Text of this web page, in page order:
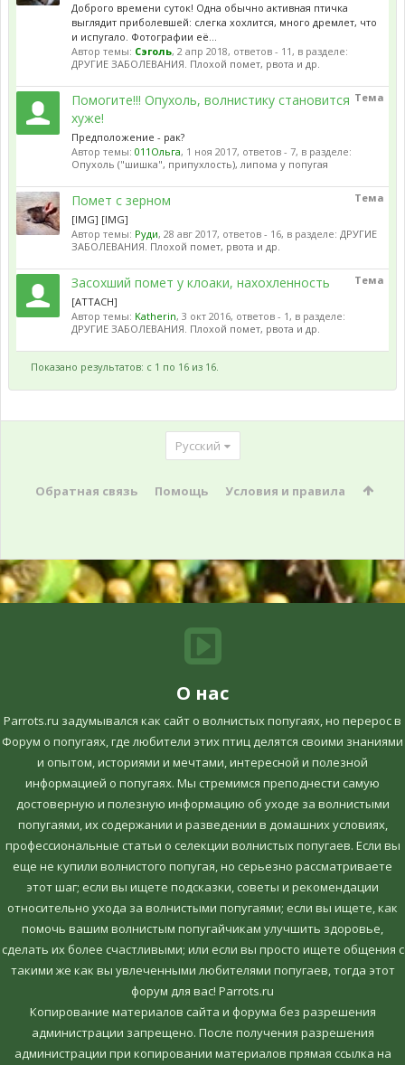
Доброго времени суток! Одна обычно активная птичка
выглядит приболевшей: слегка хохлится, много дремлет, что
и испугало. Фотографии её...
Автор темы: Сэголь, 2 апр 2018, ответов - 11, в разделе:
ДРУГИЕ ЗАБОЛЕВАНИЯ. Плохой помет, рвота и др.
Тема
Помогите!!! Опухоль, волнистику становится
хуже!
Предположение - рак?
Автор темы: 011Ольга, 1 ноя 2017, ответов - 7, в разделе:
Опухоль ("шишка", припухлость), липома у попугая
Тема
Помет с зерном
[IMG] [IMG]
Автор темы: Руди, 28 авг 2017, ответов - 16, в разделе: ДРУГИЕ
ЗАБОЛЕВАНИЯ. Плохой помет, рвота и др.
Тема
Засохший помет у клоаки, нахохленность
[ATTACH]
Автор темы: Katherin, 3 окт 2016, ответов - 1, в разделе:
ДРУГИЕ ЗАБОЛЕВАНИЯ. Плохой помет, рвота и др.
Показано результатов: с 1 по 16 из 16.
Русский
Обратная связь Помощь Условия и правила
О нас
Parrots.ru задумывался как сайт о волнистых попугаях, но перерос в
Форум о попугаях, где любители этих птиц делятся своими знаниями
и опытом, историями и мечтами, интересной и полезной
информацией о попугаях. Мы стремимся преподнести самую
достоверную и полезную информацию об уходе за волнистыми
попугаями, их содержании и разведении в домашних условиях,
профессиональные статьи о селекции волнистых попугаев. Если вы
еще не купили волнистого попугая, но серьезно рассматриваете
этот шаг; если вы ищете подсказки, советы и рекомендации
относительно ухода за волнистыми попугаями; если вы ищете, как
помочь вашим волнистым попугайчикам улучшить здоровье,
сделать их более счастливыми; или если вы просто ищете общения с
такими же как вы увлеченными любителями попугаев, тогда этот
форум для вас! Parrots.ru
Копирование материалов сайта и форума без разрешения
администрации запрещено. После получения разрешения
администрации при копировании материалов прямая ссылка на